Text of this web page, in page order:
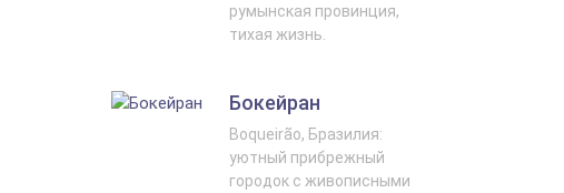
румынская провинция,
тихая жизнь.
Бокейран
Boqueirão, Бразилия:
уютный прибрежный
городок с живописными